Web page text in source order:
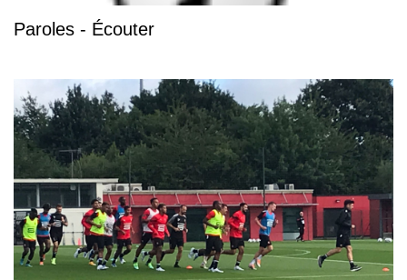
Paroles - Écouter